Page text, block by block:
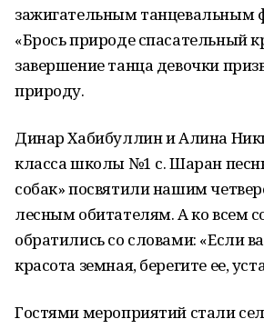
зажигательным
«Брось природе спасательный
завершение танца девочки
природу.
Динар Хабибуллин и Алина
класса школы №1 с. Шаран
собак» посвятили нашим
лесным обитателям. А ко всем
обратились со словами: «Если
красота земная, берегите ее,
Гостями мероприятий стали